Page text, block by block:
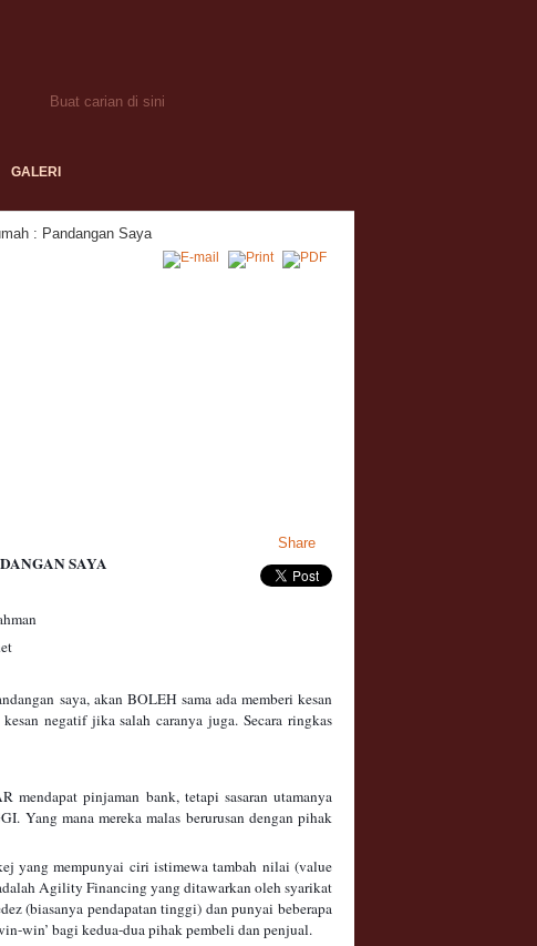
GALERI
: Pandangan Saya
Share
SAYA
saya, akan BOLEH sama ada memberi kesan
negatif jika salah caranya juga. Secara ringkas
pinjaman bank, tetapi sasaran utamanya
Yang mana mereka malas berurusan dengan pihak
yang mempunyai ciri istimewa tambah nilai (value
Agility Financing yang ditawarkan oleh syarikat
(biasanya pendapatan tinggi) dan punyai beberapa
win’ bagi kedua-dua pihak pembeli dan penjual.